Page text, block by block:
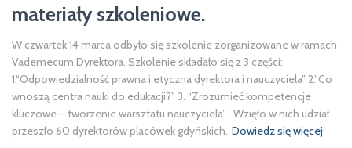
materiały szkoleniowe.
W czwartek 14 marca odbyło się szkolenie zorganizowane w ramach
Vademecum Dyrektora. Szkolenie składało się z 3 części:
1.“Odpowiedzialność prawna i etyczna dyrektora i nauczyciela” 2.”Co
wnoszą centra nauki do edukacji?” 3. “Zrozumieć kompetencje
kluczowe – tworzenie warsztatu nauczyciela” Wzięło w nich udział
przeszło 60 dyrektorów placówek gdyńskich. Dowiedz się więcej